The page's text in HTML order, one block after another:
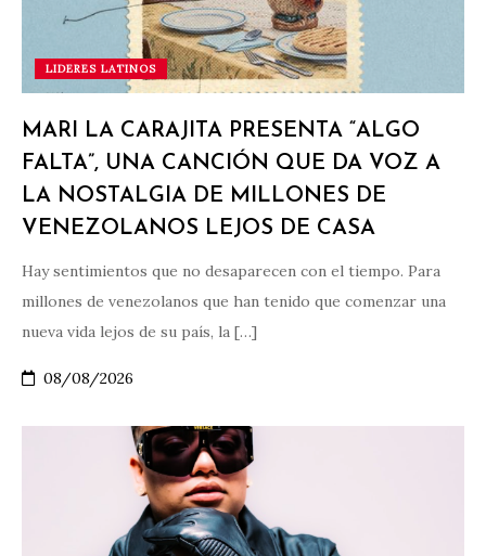
LIDERES LATINOS
MARI LA CARAJITA PRESENTA “ALGO
FALTA”, UNA CANCIÓN QUE DA VOZ A
LA NOSTALGIA DE MILLONES DE
VENEZOLANOS LEJOS DE CASA
Hay sentimientos que no desaparecen con el tiempo. Para
millones de venezolanos que han tenido que comenzar una
nueva vida lejos de su país, la […]
08/08/2026